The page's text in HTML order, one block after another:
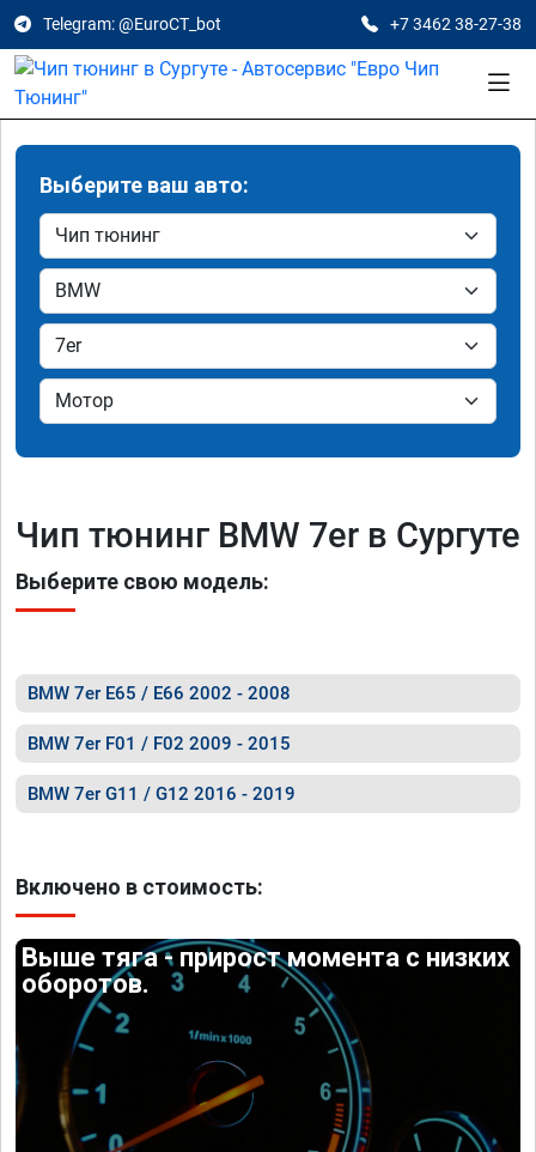
Telegram: @EuroCT_bot +7 3462 38-27-38
Выберите ваш авто:
Чип тюнинг BMW 7er в Сургуте
Выберите свою модель:
BMW 7er E65 / E66 2002 - 2008
BMW 7er F01 / F02 2009 - 2015
BMW 7er G11 / G12 2016 - 2019
Включено в стоимость:
Выше тяга - прирост момента с низких
оборотов.